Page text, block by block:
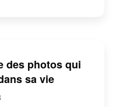
des photos qui
sa vie